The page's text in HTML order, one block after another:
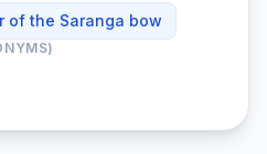
of the Saranga bow